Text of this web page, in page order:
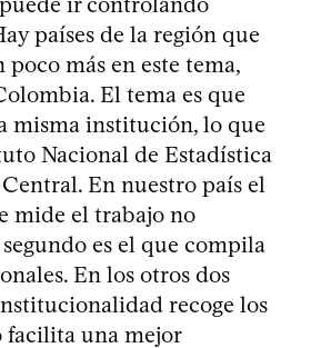
países de la región que
más en este tema,
El tema es que
misma institución, lo que
Nacional de Estadística
En nuestro país el
mide el trabajo no
es el que compila
En los otros dos
recoge los
facilita una mejor